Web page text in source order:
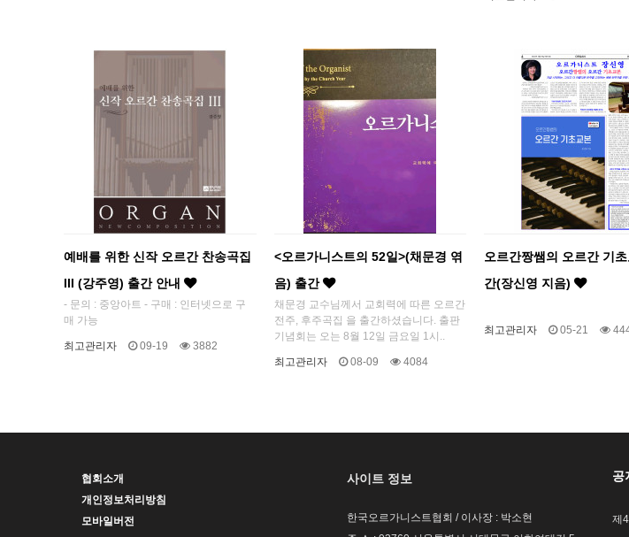
예배를 위한 신작 오르간 찬송곡집
III (강주영) 출간 안내
- 문의 : 중앙아트 - 구매 : 인터넷으로 구
매 가능
최고관리자 09-19 3882
<오르가니스트의 52일>(채문경 엮
음) 출간
채문경 교수님께서 교회력에 따른 오르간
전주, 후주곡집 을 출간하셨습니다. 출판
기념회는 오는 8월 12일 금요일 1시..
최고관리자 08-09 4084
오르간짱쌤의 오르간 기
간(장신영 지음)
최고관리자 05-21
협회소개
개인정보처리방침
모바일버전
사이트 정보
한국오르가니스트협회 / 이사장 : 박소현
공
제